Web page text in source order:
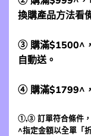
換購產品方法看
③ 購滿$1500^
自動送。
④ 購滿$1799^
①,③ 訂單符合條件
^指定金額以全單「